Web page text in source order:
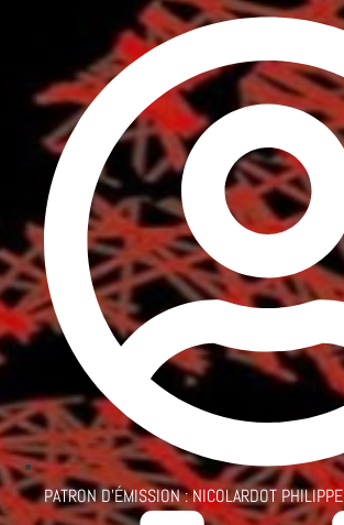
PATRON D'ÉMISSION :NICOLARDOT PHILIPPE